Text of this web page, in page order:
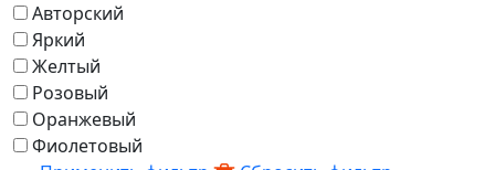
Авторский
Яркий
Желтый
Розовый
Оранжевый
Фиолетовый